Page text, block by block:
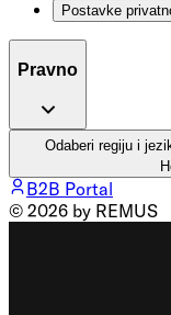
Postavke
Pravno
Odaberi regiju i
B2B Portal
© 2026 by REMUS